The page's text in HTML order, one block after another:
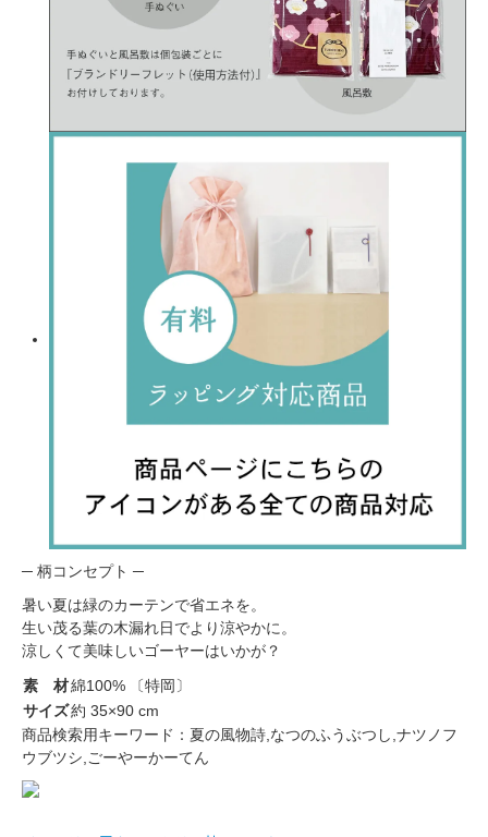
─ 柄コンセプト ─
暑い夏は緑のカーテンで省エネを。
生い茂る葉の木漏れ日でより涼やかに。
涼しくて美味しいゴーヤーはいかが？
素 材綿100% 〔特岡〕
サイズ約 35×90 cm
商品検索用キーワード：夏の風物詩,なつのふうぶつし,ナツノフ
ウブツシ,ごーやーかーてん